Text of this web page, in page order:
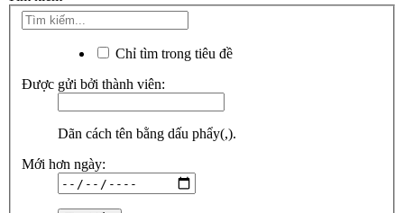
Chỉ tìm trong tiêu đề
Được gửi bởi thành viên:
Dãn cách tên bằng dấu phẩy(,).
Mới hơn ngày: